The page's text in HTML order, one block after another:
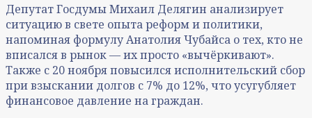
Депутат Госдумы Михаил Делягин анализирует
ситуацию в свете опыта реформ и политики,
напоминая формулу Анатолия Чубайса о тех, кто не
вписался в рынок — их просто «вычёркивают».
Также с 20 ноября повысился исполнительский сбор
при взыскании долгов с 7% до 12%, что усугубляет
финансовое давление на граждан.